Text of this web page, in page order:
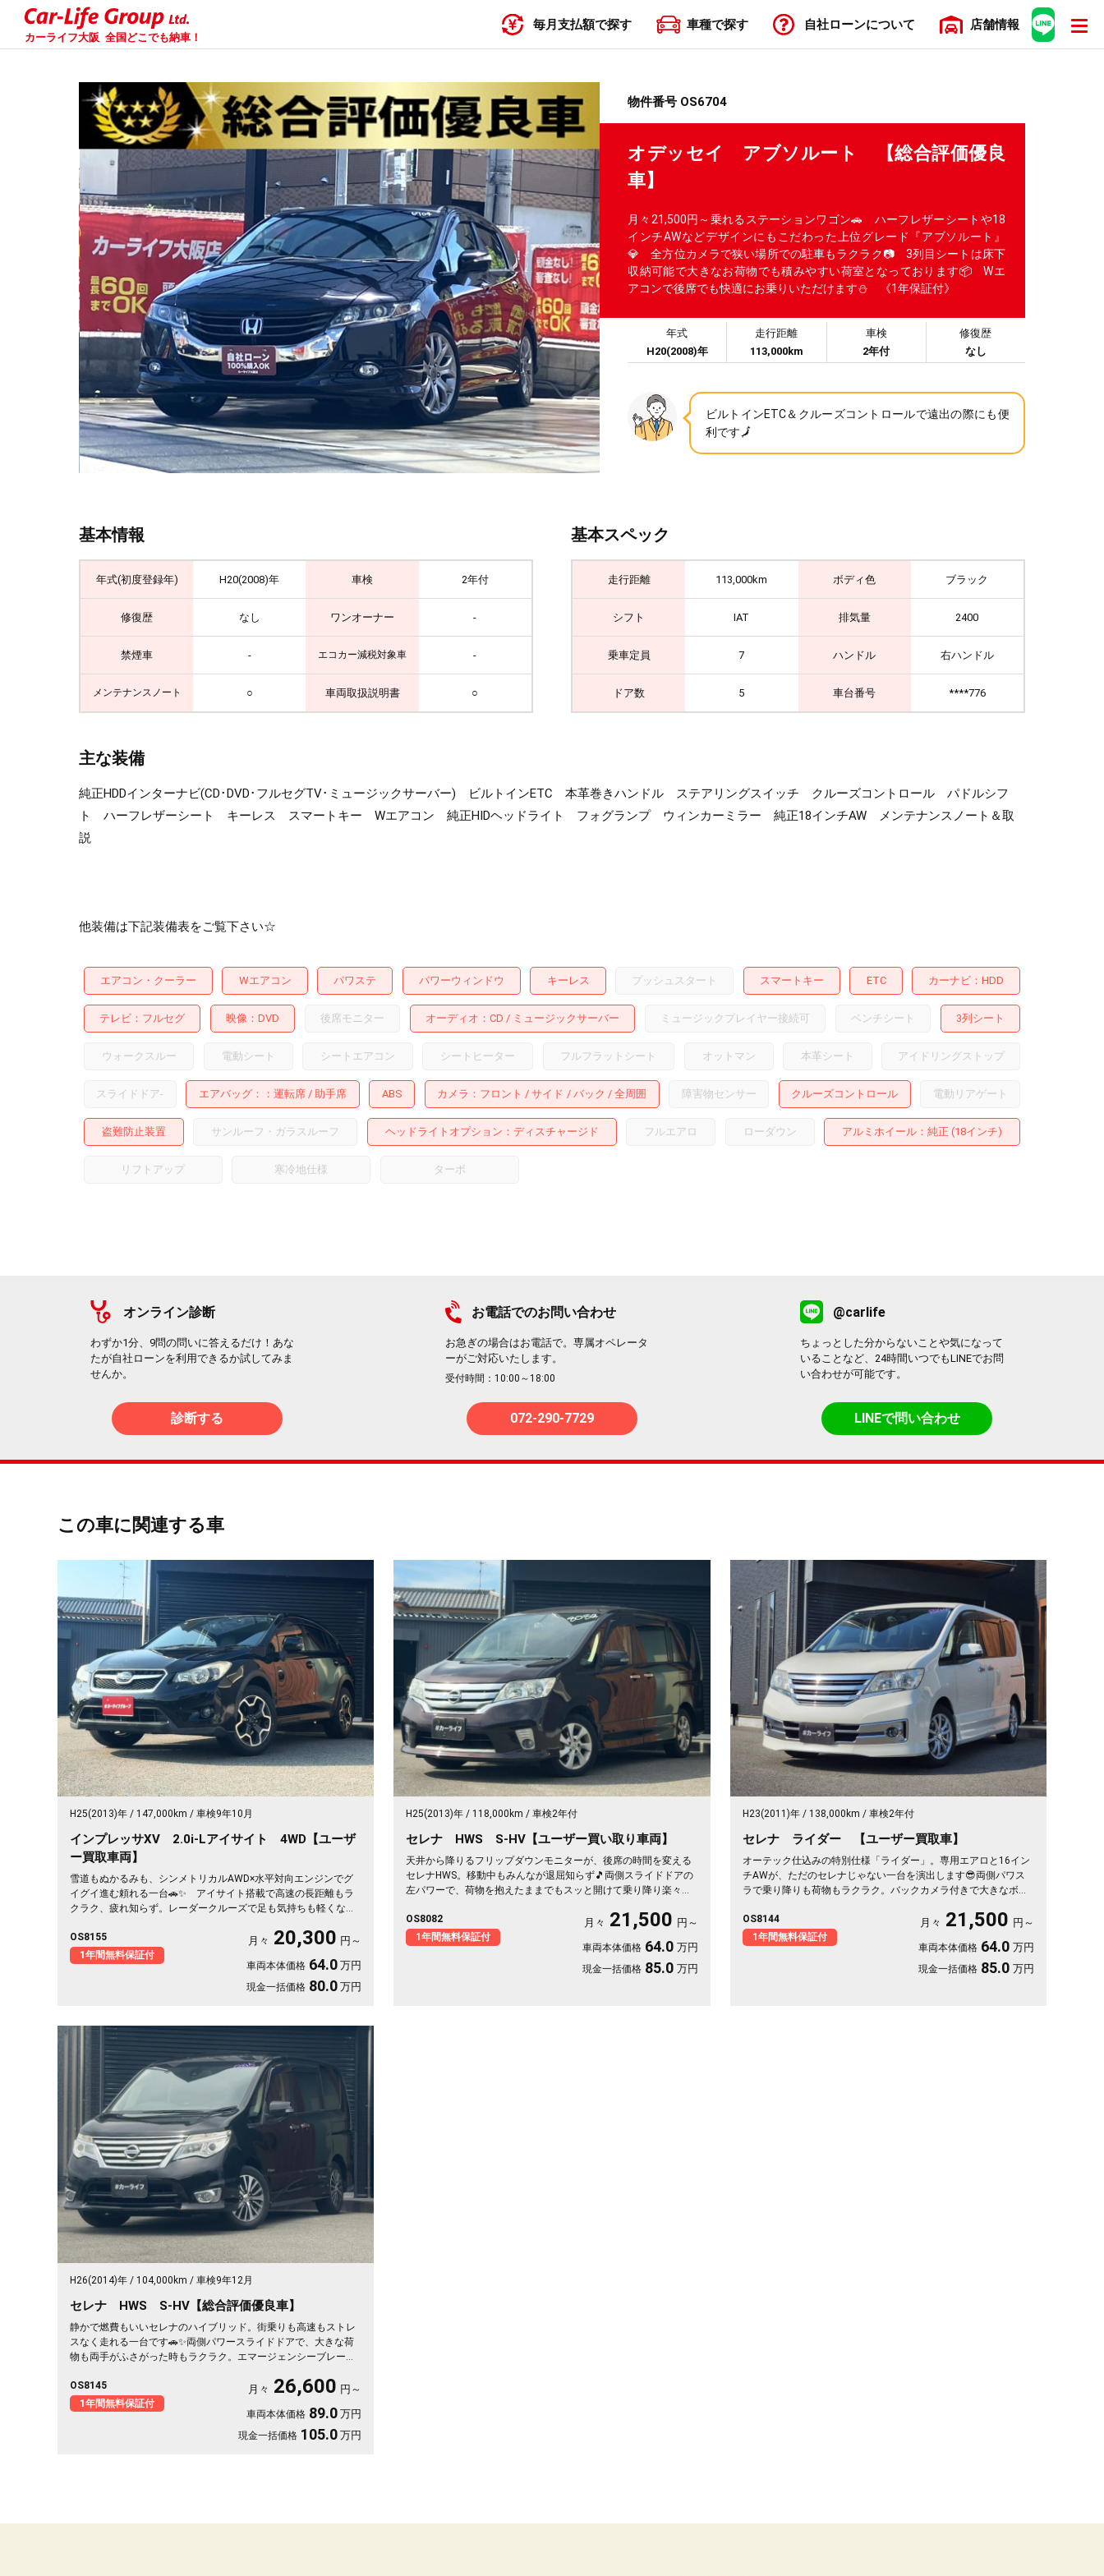
カーライフ大阪 全国どこでも納車！
毎月支払額で探す 車種で探す 自社ローンについて 店舗情報
物件番号 OS6704
オデッセイ アブソルート 【総合評価優良
車】
月々21,500円～乗れるステーションワゴン🚗 ハーフレザーシートや18
インチAWなどデザインにもこだわった上位グレード『アブソルート』
💎 全方位カメラで狭い場所での駐車もラクラク📷 3列目シートは床下
収納可能で大きなお荷物でも積みやすい荷室となっております📦 Wエ
アコンで後席でも快適にお乗りいただけます⛄ 《1年保証付》
年式
H20(2008)年
走行距離
113,000km
車検
2年付
修復歴
なし
ビルトインETC＆クルーズコントロールで遠出の際にも便
利です🗾
基本情報
年式(初度登録年) H20(2008)年 車検 2年付
修復歴 なし ワンオーナー -
禁煙車 - エコカー減税対象車 -
メンテナンスノート ○ 車両取扱説明書 ○
基本スペック
走行距離 113,000km ボディ色 ブラック
シフト IAT 排気量 2400
乗車定員 7 ハンドル 右ハンドル
ドア数 5 車台番号 ****776
主な装備
純正HDDインターナビ(CD･DVD･フルセグTV･ミュージックサーバー) ビルトインETC 本革巻きハンドル ステアリングスイッチ クルーズコントロール パドルシフ
ト ハーフレザーシート キーレス スマートキー Wエアコン 純正HIDヘッドライト フォグランプ ウィンカーミラー 純正18インチAW メンテナンスノート＆取
説
他装備は下記装備表をご覧下さい☆
エアコン・クーラー Wエアコン パワステ パワーウィンドウ キーレス プッシュスタート スマートキー ETC カーナビ HDD
テレビ フルセグ 映像 DVD 後席モニター オーディオ CD ミュージックサーバー ミュージックプレイヤー接続可 ベンチシート 3列シート
ウォークスルー 電動シート シートエアコン シートヒーター フルフラットシート オットマン 本革シート アイドリングストップ
スライドドア- エアバッグ： 運転席 助手席 ABS カメラ フロント サイド バック 全周囲 障害物センサー クルーズコントロール 電動リアゲート
盗難防止装置 サンルーフ・ガラスルーフ ヘッドライトオプション ディスチャージド フルエアロ ローダウン アルミホイール ：純正 (18インチ)
リフトアップ 寒冷地仕様 ターボ
オンライン診断
わずか1分、9問の問いに答えるだけ！あな
たが自社ローンを利用できるか試してみま
せんか。
診断する
お電話でのお問い合わせ
お急ぎの場合はお電話で。専属オペレータ
ーがご対応いたします。
受付時間：10:00～18:00
072-290-7729
@carlife
ちょっとした分からないことや気になって
いることなど、24時間いつでもLINEでお問
い合わせが可能です。
LINEで問い合わせ
この車に関連する車
H25(2013)年 147,000km 車検9年10月
インプレッサXV 2.0i-Lアイサイト 4WD【ユーザ
ー買取車両】
雪道もぬかるみも、シンメトリカルAWD×水平対向エンジンでグ
イグイ進む頼れる一台🚗✨ アイサイト搭載で高速の長距離もラ
クラク、疲れ知らず。レーダークルーズで足も気持ちも軽くなり
冬の朝もぽかぽか💺 仕事の相棒に、趣味の遠出に、月々20300
円で頼れる走破性を。走りにこだわる方にこそ届けたい《1年保証
付》です😎
OS8155
1年間無料保証付
月々 20,300 円～
車両本体価格 64.0 万円
現金一括価格 80.0 万円
H25(2013)年 118,000km 車検2年付
セレナ HWS S-HV【ユーザー買い取り車両】
天井から降りるフリップダウンモニターが、後席の時間を変える
セレナHWS。移動中もみんなが退屈知らず🎵両側スライドドアの
左パワーで、荷物を抱えたままでもスッと開けて乗り降り楽々。
21500〜で叶う遠出の週末。走りも装備も揃った一台を、まるご
と1年保証付でどうぞ🚗✨💫👍
OS8082
1年間無料保証付
月々 21,500 円～
車両本体価格 64.0 万円
現金一括価格 85.0 万円
H23(2011)年 138,000km 車検2年付
セレナ ライダー 【ユーザー買取車】
オーテック仕込みの特別仕様「ライダー」。専用エアロと16イン
チAWが、ただのセレナじゃない一台を演出します😎両側パワス
ラで乗り降りも荷物もラクラク。バックカメラ付きで大きなボデ
ライブの心強い味方。仲間との遠出も、休日の趣味も、これ一台
で楽しさ倍増です🎵月々21500〜で手が届く特別グレード。走り
出しが待ち遠しくなる、《1年保証付》👑
OS8144
1年間無料保証付
月々 21,500 円～
車両本体価格 64.0 万円
現金一括価格 85.0 万円
H26(2014)年 104,000km 車検9年12月
セレナ HWS S-HV【総合評価優良車】
静かで燃費もいいセレナのハイブリッド。街乗りも高速もストレ
スなく走れる一台です🚗✨両側パワースライドドアで、大きな荷
物も両手がふさがった時もラクラク。エマージェンシーブレーキ
遠出も、仕事の相棒にもぴったり。月々26600円〜で始められま
す🎵ロングドライブが楽しみになる相棒に《1年保証付》💫
OS8145
1年間無料保証付
月々 26,600 円～
車両本体価格 89.0 万円
現金一括価格 105.0 万円